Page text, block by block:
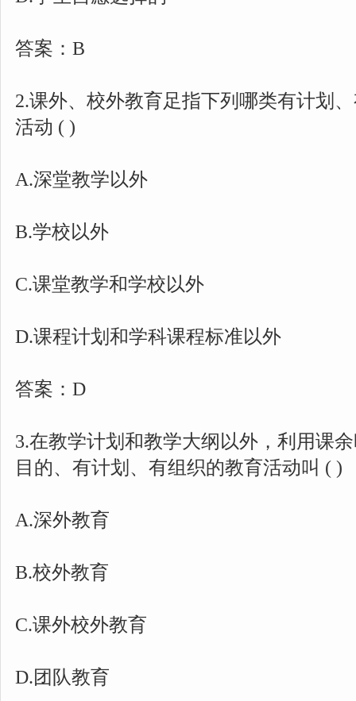
答案：B
2.课外、校外教育足指下列哪类有计划
活动 ( )
A.深堂教学以外
B.学校以外
C.课堂教学和学校以外
D.课程计划和学科课程标准以外
答案：D
3.在教学计划和教学大纲以外，利用课
目的、有计划、有组织的教育活动叫 ( )
A.深外教育
B.校外教育
C.课外校外教育
D.团队教育